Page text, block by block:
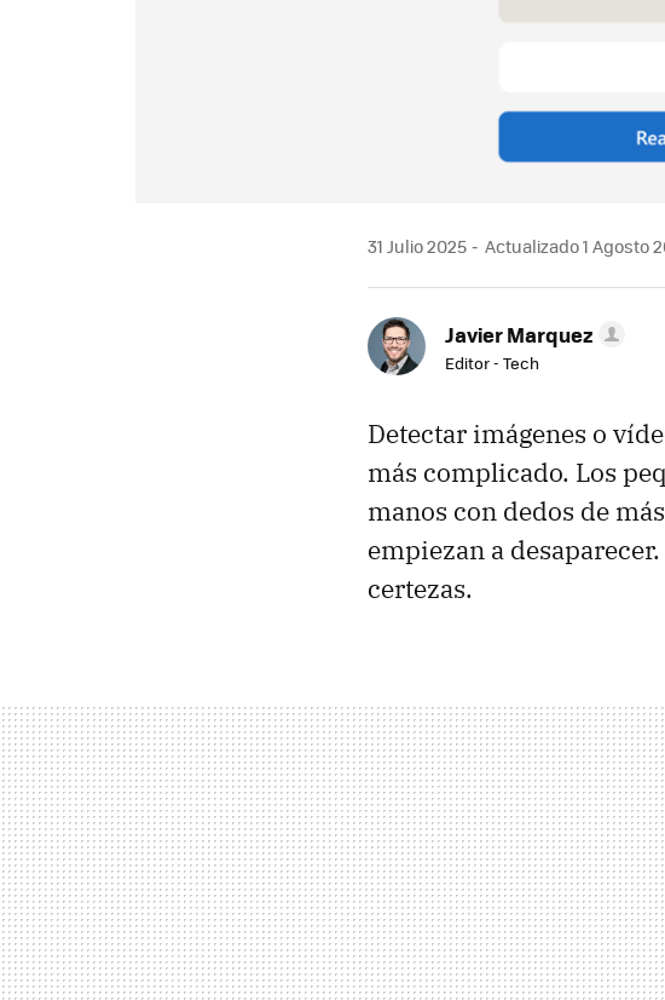
31 Julio 2025 Actualizado 1 Agosto
Javier Marquez
Editor - Tech
Detectar imágenes o
más complicado. Los
manos con dedos de
empiezan a
certezas.